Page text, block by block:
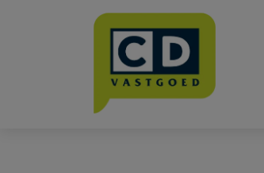
Menu overslaan en naar de inhoud gaan